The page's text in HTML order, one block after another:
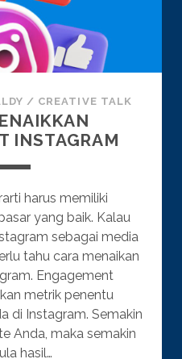
/ CREATIVE TALK
INSTAGRAM
harus memiliki
yang baik. Kalau
sebagai media
tahu cara menaikan
Engagement
metrik penentu
di Instagram. Semakin
Anda, maka semakin
hasil…